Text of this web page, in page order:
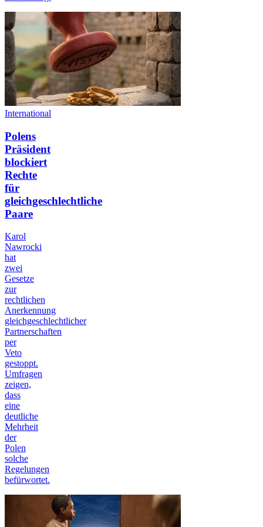
International
Polens
Präsident
blockiert
Rechte
für
gleichgeschlechtliche
Paare
Karol
Nawrocki
hat
zwei
Gesetze
zur
rechtlichen
Anerkennung
gleichgeschlechtlicher
Partnerschaften
per
Veto
gestoppt.
Umfragen
zeigen,
dass
eine
deutliche
Mehrheit
der
Polen
solche
Regelungen
befürwortet.